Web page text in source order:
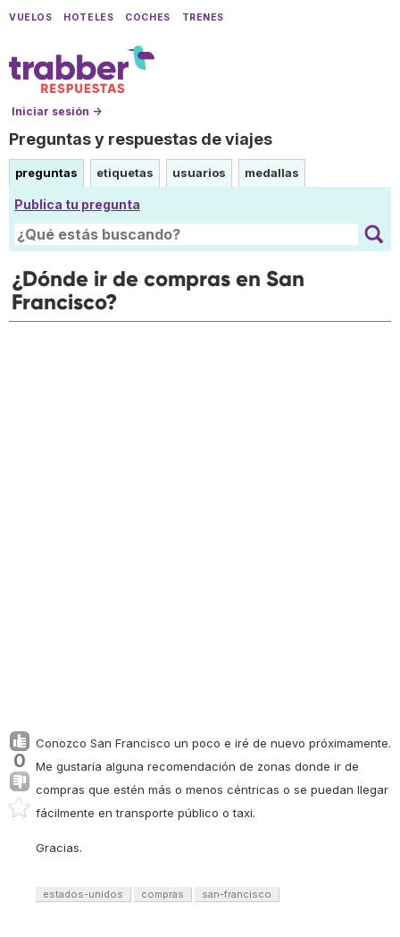
VUELOS HOTELES COCHES TRENES
Iniciar sesión →
Preguntas y respuestas de viajes
preguntas etiquetas usuarios medallas
Publica tu pregunta
¿Dónde ir de compras en San
Francisco?
0
Conozco San Francisco un poco e iré de nuevo próximamente.
Me gustaría alguna recomendación de zonas donde ir de
compras que estén más o menos céntricas o se puedan llegar
fácilmente en transporte público o taxi.
Gracias.
estados-unidos compras san-francisco